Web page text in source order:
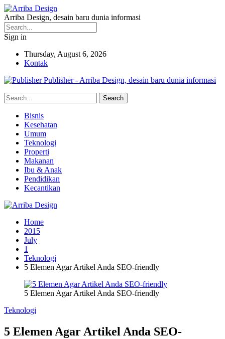
Arriba Design, desain baru dunia informasi
Sign in
Thursday, August 6, 2026
Kontak
Publisher - Arriba Design, desain baru dunia informasi
Bisnis
Kesehatan
Umum
Teknologi
Properti
Makanan
Ibu & Anak
Pendidikan
Kecantikan
Home
2015
July
1
Teknologi
5 Elemen Agar Artikel Anda SEO-friendly
5 Elemen Agar Artikel Anda SEO-friendly
Teknologi
5 Elemen Agar Artikel Anda SEO-